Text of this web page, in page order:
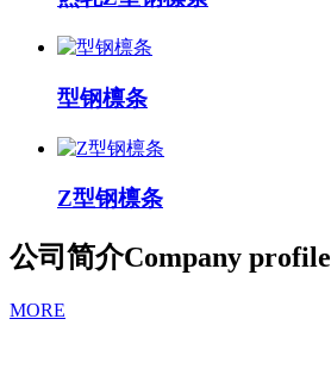
型钢檩条
Z型钢檩条
公司简介Company profile
MORE